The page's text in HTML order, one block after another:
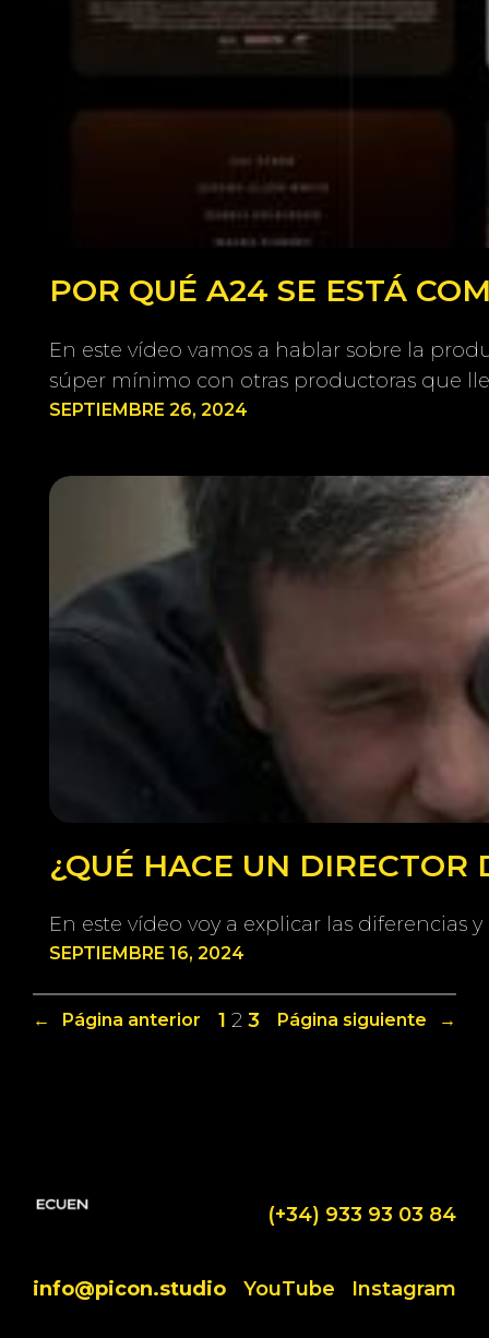
POR QUÉ A24 SE ESTÁ
En este vídeo vamos a hablar sobre la
súper mínimo con otras productoras que
SEPTIEMBRE 26, 2024
¿QUÉ HACE UN DIRECTOR
En este vídeo voy a explicar las
SEPTIEMBRE 16, 2024
← Página anterior 1 2 3 Página siguiente →
(+34) 933 93 03 84
info@picon.studio YouTube Instagram